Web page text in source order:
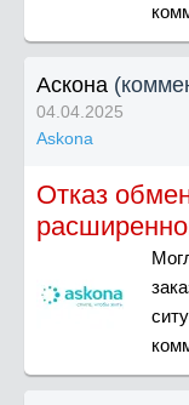
Аскона
04.04.2025
Askona
Отказ